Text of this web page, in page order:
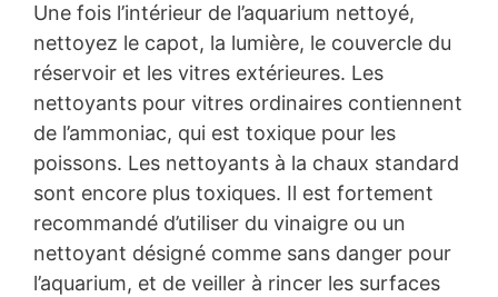
Une fois l’intérieur de l’aquarium nettoyé,
nettoyez le capot, la lumière, le couvercle du
réservoir et les vitres extérieures. Les
nettoyants pour vitres ordinaires contiennent
de l’ammoniac, qui est toxique pour les
poissons. Les nettoyants à la chaux standard
sont encore plus toxiques. Il est fortement
recommandé d’utiliser du vinaigre ou un
nettoyant désigné comme sans danger pour
l’aquarium, et de veiller à rincer les surfaces